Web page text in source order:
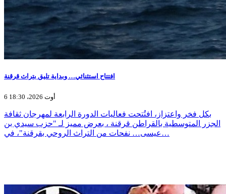
افتتاح استثنائي… وبداية تليق بتراث قرقنة
6 أوت 2026، 18:30
بكل فخر واعتزاز، افتُتحت فعاليات الدورة الرابعة لمهرجان ثقافة
الجزر المتوسطية بالقراطن قرقنة ، بعرض مميز لـ "حزب سيدي بن
عيسى… نفحات من التراث الروحي بقرقنة"، في…